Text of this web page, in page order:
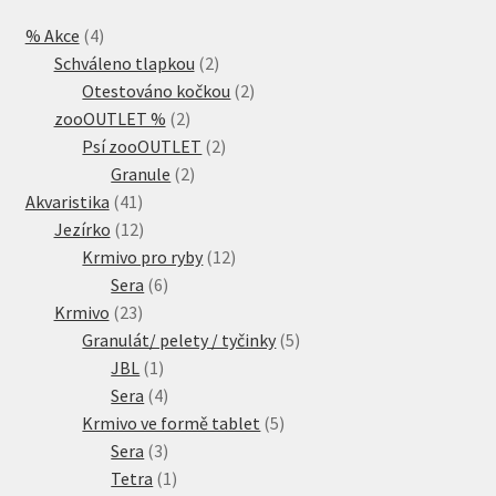
% Akce 44
produkty
Schváleno tlapkou 22
produkty
Otestováno kočkou 22
zooOUTLET % 22
produkty
Psí zooOUTLET 22
Granule 22
Akvaristika 4141
produktů
Jezírko 1212
produktů
Krmivo pro ryby 1212
Sera 66
Krmivo 2323
produktů
Granulát/ pelety / tyčinky 55
JBL 11
produkt
Sera 44
produkty
Krmivo ve formě tablet 55
Sera 33
produkty
Tetra 11